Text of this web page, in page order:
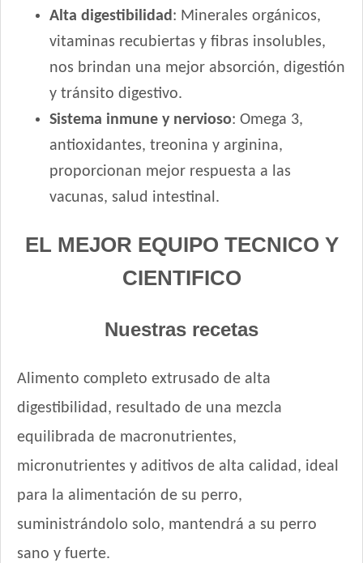
Royal Canin Perro Giant Puppy
Royal Canin Perro Giant Starter Mother & Babydog
Royal Canin Perro Maxi Puppy
Royal Canin Perro Maxi Starter Mother & Babydog
Royal Canin Perro Medium Puppy
Royal Canin Perro Medium Starter Mother & Babydog
Royal Canin Perro Mini Puppy
Royal Canin Perro Raza Boxer Puppy
Royal Canin Perro Raza Bulldog Inglés Puppy
Royal Canin Perro Raza Caniche Puppy
Royal Canin Perro Raza Jack Russell Terrier Puppy
Royal Canin Perro Raza Pug Puppy
Royal Canin Perro Raza Yorkshire Terrier Puppy
Royal Canin Perro Veterinary Gastrointestinal Canine Puppy
Sabrositos Cachorros Mix
Sieger Perro Cachorro de Raza Mediana y Grande
Tiernitos Selection Cachorros
Top Nutrition Perro Cachorro Raza Grande
Alta digestibilidad: Minerales orgánicos,
vitaminas recubiertas y fibras insolubles,
nos brindan una mejor absorción, digestión
y tránsito digestivo.
Sistema inmune y nervioso: Omega 3,
antioxidantes, treonina y arginina,
proporcionan mejor respuesta a las
vacunas, salud intestinal.
EL MEJOR EQUIPO TECNICO Y
CIENTIFICO
Nuestras recetas
Alimento completo extrusado de alta
digestibilidad, resultado de una mezcla
equilibrada de macronutrientes,
micronutrientes y aditivos de alta calidad, ideal
para la alimentación de su perro,
suministrándolo solo, mantendrá a su perro
sano y fuerte.